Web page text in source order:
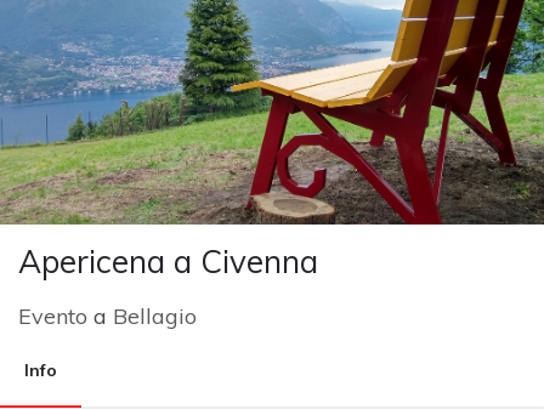
Apericena a Civenna
Evento a Bellagio
Info